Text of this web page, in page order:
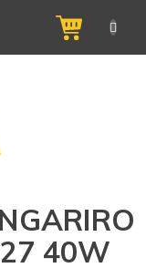
NÁKUPNÍ
KOŠÍK
40W